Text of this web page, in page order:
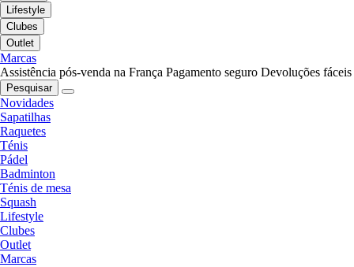
Lifestyle
Clubes
Outlet
Marcas
Assistência pós-venda na França Pagamento seguro Devoluções fáceis
Pesquisar
Novidades
Sapatilhas
Raquetes
Ténis
Pádel
Badminton
Ténis de mesa
Squash
Lifestyle
Clubes
Outlet
Marcas